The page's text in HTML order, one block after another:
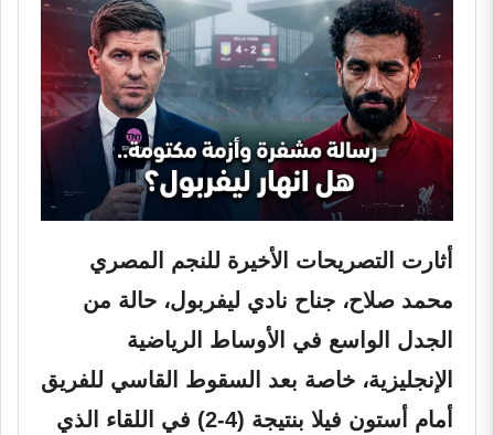
أثارت التصريحات الأخيرة للنجم المصري
محمد صلاح، جناح نادي ليفربول، حالة من
الجدل الواسع في الأوساط الرياضية
الإنجليزية، خاصة بعد السقوط القاسي للفريق
أمام أستون فيلا بنتيجة (4-2) في اللقاء الذي